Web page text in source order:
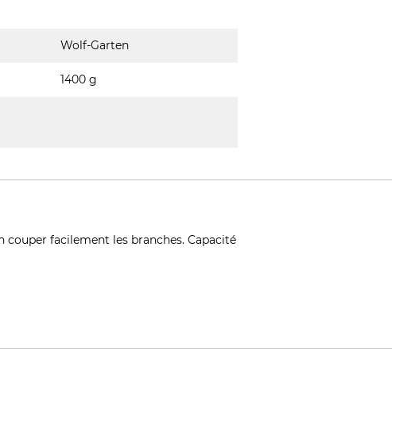
Wolf-Garten
1400 g
facilement les branches. Capacité